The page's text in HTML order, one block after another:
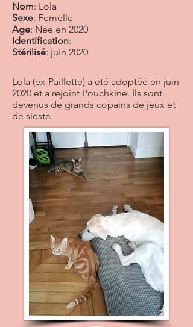
Nom: Lola
Sexe: Femelle
Age: Née en 2020
Identification:
Stérilisé: juin 2020
Lola (ex-Paillette) a été adoptée en juin
2020 et a rejoint Pouchkine. Ils sont
devenus de grands copains de jeux et
de sieste.